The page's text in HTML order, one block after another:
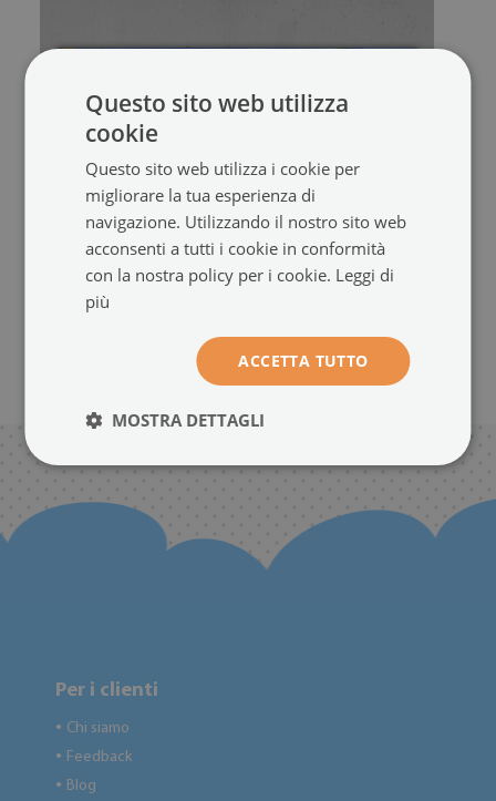
Per i clienti
● Chi siamo
● Feedback
● Blog
Questo sito web utilizza
cookie
Questo sito web utilizza i cookie per
migliorare la tua esperienza di
navigazione. Utilizzando il nostro sito web
acconsenti a tutti i cookie in conformità
con la nostra policy per i cookie. Leggi di
più
ACCETTA TUTTO
MOSTRA DETTAGLI